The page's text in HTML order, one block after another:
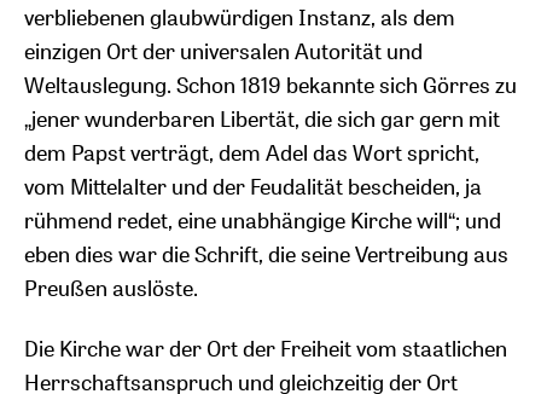
verbliebenen glaubwürdigen Instanz, als dem
einzigen Ort der universalen Autorität und
Weltauslegung. Schon 1819 bekannte sich Görres zu
„jener wunderbaren Libertät, die sich gar gern mit
dem Papst verträgt, dem Adel das Wort spricht,
vom Mittelalter und der Feudalität bescheiden, ja
rühmend redet, eine unabhängige Kirche will“; und
eben dies war die Schrift, die seine Vertreibung aus
Preußen auslöste.
Die Kirche war der Ort der Freiheit vom staatlichen
Herrschaftsanspruch und gleichzeitig der Ort